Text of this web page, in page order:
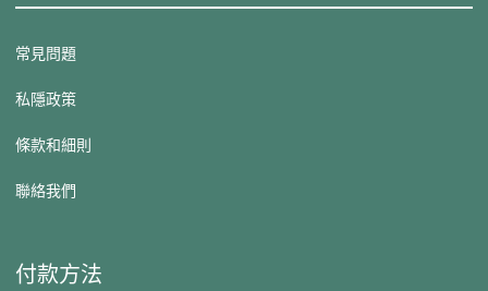
常見問題
私隱政策
條款和細則
聯絡我們
付款方法